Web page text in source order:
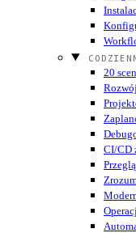
20
CI/CD